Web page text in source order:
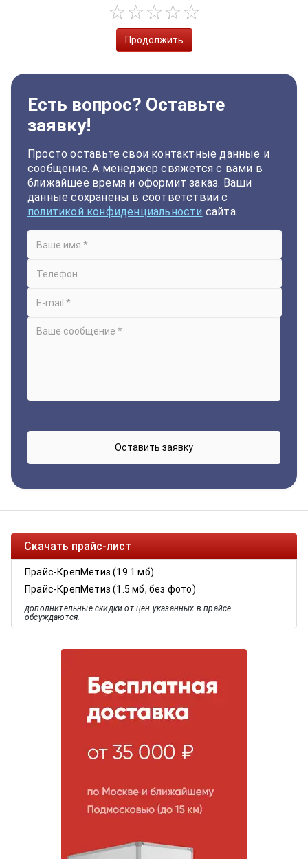
Продолжить
Есть вопрос? Оставьте
заявку!
Просто оставьте свои контактные данные и
сообщение. А менеджер свяжется с вами в
ближайшее время и оформит заказ. Ваши
данные сохранены в соответствии с
политикой конфиденциальности сайта.
Скачать прайс-лист
Прайс-КрепМетиз (19.1 мб)
Прайс-КрепМетиз (1.5 мб, без фото)
дополнительные скидки от цен указанных в прайсе
обсуждаются.